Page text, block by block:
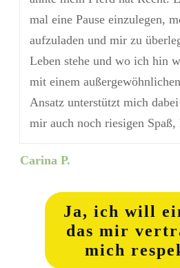
mal eine Pause einzulegen,
aufzuladen und mir zu
Leben stehe und wo ich hin
mit einem
Ansatz unterstützt mich
mir auch noch riesigen Spaß,
Carina P.
Ja, ich will
das mir
mich